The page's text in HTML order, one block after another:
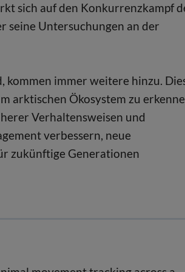
sich auf den Konkurrenzkampf
seine Untersuchungen an der
kommen immer weitere hinzu.
arktischen Ökosystem zu
Verhaltensweisen und
verbessern, neue
zukünftige Generationen